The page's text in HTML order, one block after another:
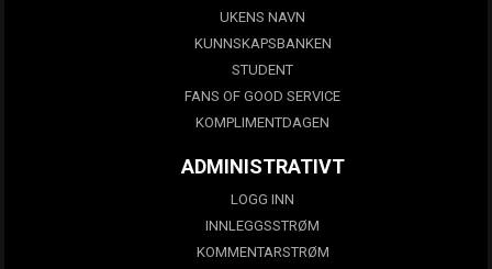
UKENS NAVN
KUNNSKAPSBANKEN
STUDENT
FANS OF GOOD SERVICE
KOMPLIMENTDAGEN
ADMINISTRATIVT
LOGG INN
INNLEGGSSTRØM
KOMMENTARSTRØM